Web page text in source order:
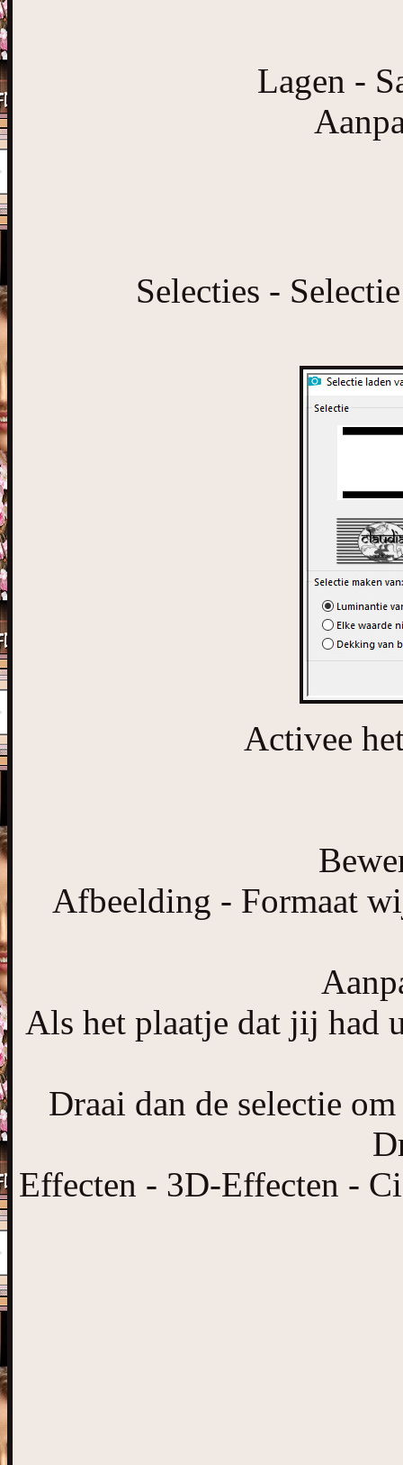
Lagen -
Selecties -
Activee
Afbeelding - Formaat
Als het plaatje dat jij had
Draai dan de selectie
Effecten - 3D-Effecten -